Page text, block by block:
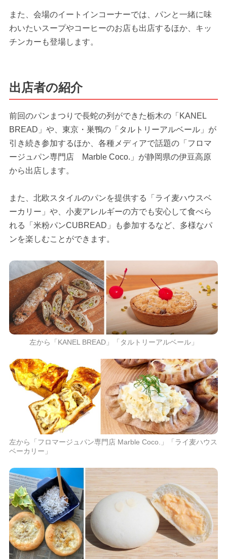
また、会場のイートインコーナーでは、パンと一緒に味
わいたいスープやコーヒーのお店も出店するほか、キッ
チンカーも登場します。
出店者の紹介
前回のパンまつりで長蛇の列ができた栃木の「KANEL
BREAD」や、東京・巣鴨の「タルトリーアルベール」が
引き続き参加するほか、各種メディアで話題の「フロマ
ージュパン専門店 Marble Coco.」が静岡県の伊豆高原
から出店します。
また、北欧スタイルのパンを提供する「ライ麦ハウスベ
ーカリー」や、小麦アレルギーの方でも安心して食べら
れる「米粉パンCUBREAD」も参加するなど、多様なパ
ンを楽しむことができます。
左から「KANEL BREAD」「タルトリーアルベール」
左から「フロマージュパン専門店 Marble Coco.」「ライ麦ハウス
ベーカリー」